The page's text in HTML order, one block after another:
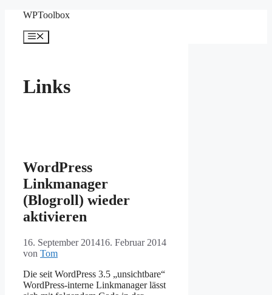
springen
WPToolbox
Menü
Links
WordPress
Linkmanager
(Blogroll) wieder
aktivieren
16. September 201416. Februar 2014
von Tom
Die seit WordPress 3.5 „unsichtbare“
WordPress-interne Linkmanager lässt